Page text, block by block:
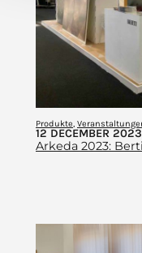
Produkte,
12 DECEMBER 2023
Arkeda 2023: